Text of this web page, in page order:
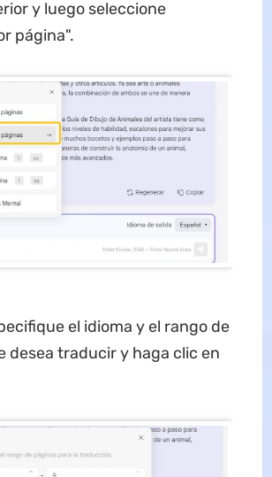
y luego seleccione
página".
el idioma y el rango de
desea traducir y haga clic en